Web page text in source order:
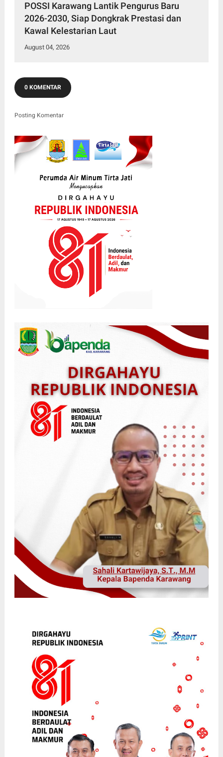
POSSI Karawang Lantik Pengurus Baru
2026-2030, Siap Dongkrak Prestasi dan
Kawal Kelestarian Laut
August 04, 2026
0 KOMENTAR
Posting Komentar